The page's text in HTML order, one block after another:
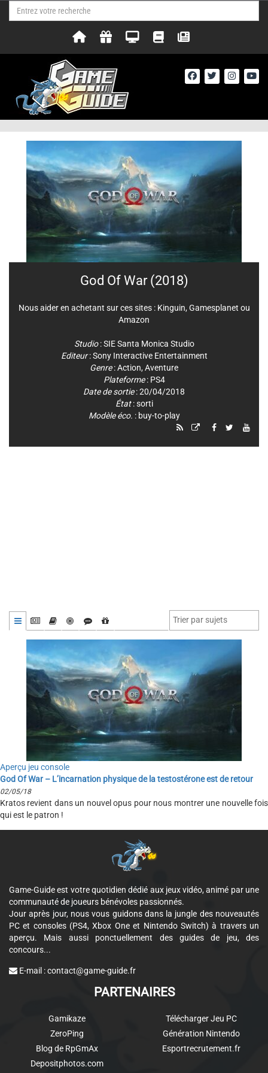
Aperçu jeu console
God Of War – L’incarnation physique de la testostérone est de retour
02/05/18
Kratos revient dans un nouvel opus pour nous montrer une nouvelle fois
qui est le patron !
God Of War (2018)
Nous aider en achetant sur ces sites : Kinguin, Gamesplanet ou
Amazon
Studio:SIE Santa Monica Studio
Editeur:Sony Interactive Entertainment
Genre:Action, Aventure
Plateforme: PS4
Date de sortie: 20/04/2018
État: sorti
Modèle éco. : buy-to-play
Game-Guide est votre quotidien dédié aux jeux vidéo, animé par une
communauté de joueurs bénévoles passionnés.
Jour après jour, nous vous guidons dans la jungle des nouveautés
PC et consoles (PS4, Xbox One et Nintendo Switch) à travers un
aperçu. Mais aussi ponctuellement des guides de jeu, des
concours...
E-mail :contact@game-guide.fr
PARTENAIRES
Gamikaze
ZeroPing
Blog de RpGmAx
Depositphotos.com
Télécharger Jeu PC
Génération Nintendo
Esportrecrutement.fr